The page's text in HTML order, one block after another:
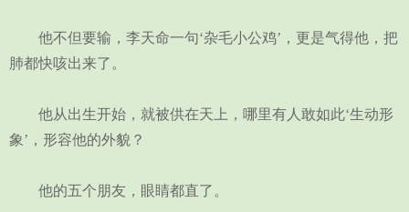
他不但要输，李天命一句‘杂毛小公鸡’，更是气得他，把
肺都快咳出来了。
他从出生开始，就被供在天上，哪里有人敢如此‘生动形
象’，形容他的外貌？
他的五个朋友，眼睛都直了。